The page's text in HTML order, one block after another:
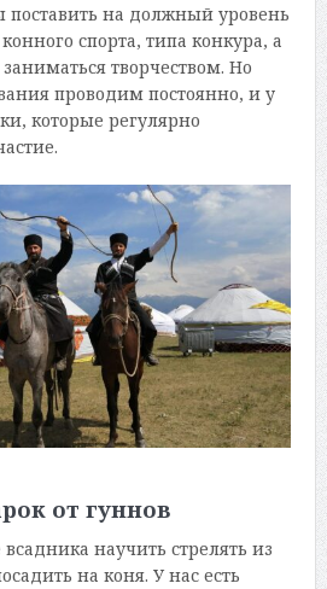
на должный уровень
спорта, типа конкура, а
творчеством. Но
проводим постоянно, и у
которые регулярно
от гуннов
научить стрелять из
на коня. У нас есть